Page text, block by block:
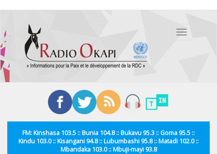
contenu
principal
Toggle
FM: Kinshasa 103.5 :: Bunia 104.8 :: Bukavu 95.3 :: Goma 95.5 ::
Kindu 103.0 :: Kisangani 94.8 :: Lubumbashi 95.8 :: Matadi 102.0 ::
Mbandaka 103.0 :: Mbuji-mayi 93.8